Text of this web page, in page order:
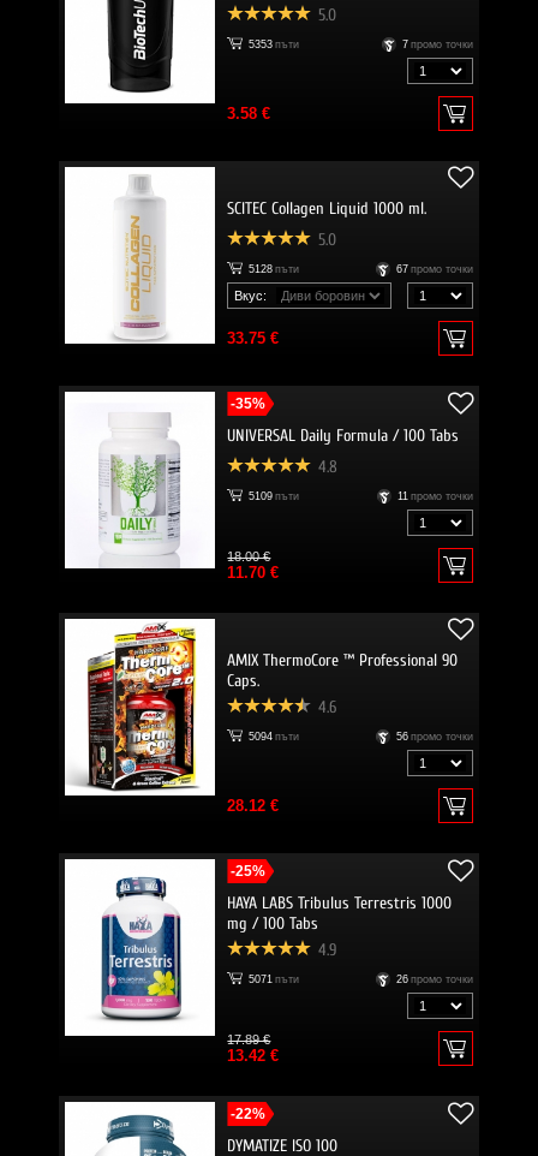
5.0
5353 пъти 7 промо точки
3.58 €
SCITEC Collagen Liquid 1000 ml.
5.0
5128 пъти 67 промо точки
Вкус:
33.75 €
-35%
UNIVERSAL Daily Formula / 100 Tabs
4.8
5109 пъти 11 промо точки
18.00 €
11.70 €
AMIX ThermoCore ™ Professional 90
Caps.
4.6
5094 пъти 56 промо точки
28.12 €
-25%
HAYA LABS Tribulus Terrestris 1000
mg / 100 Tabs
4.9
5071 пъти 26 промо точки
17.89 €
13.42 €
-22%
DYMATIZE ISO 100